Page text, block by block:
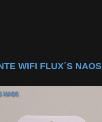
WIFI FLUX´S NAOS